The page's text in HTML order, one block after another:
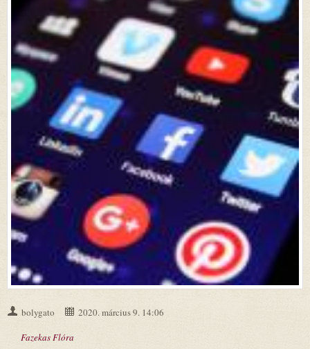
bolygato
2020. március 9. 14:06
Fazekas Flóra